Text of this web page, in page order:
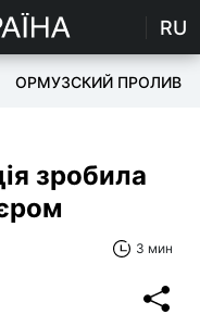
RU
ОРМУЗСКИЙ ПРОЛИВ
зробила
3 мин